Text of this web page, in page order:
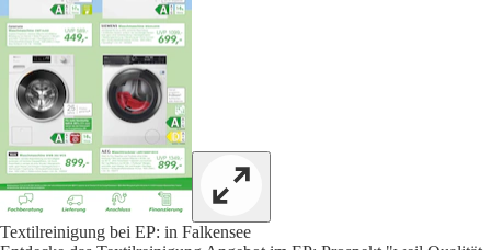
Textilreinigung bei EP: in Falkensee